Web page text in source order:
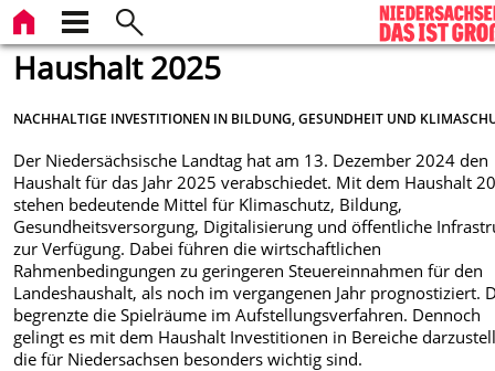
Haushalt 2025
NACHHALTIGE INVESTITIONEN IN BILDUNG, GESUNDHEIT UND
Der Niedersächsische Landtag hat am 13. Dezember 2024 den
Haushalt für das Jahr 2025 verabschiedet. Mit dem Haushalt
stehen bedeutende Mittel für Klimaschutz, Bildung,
Gesundheitsversorgung, Digitalisierung und öffentliche
zur Verfügung. Dabei führen die wirtschaftlichen
Rahmenbedingungen zu geringeren Steuereinnahmen für den
Landeshaushalt, als noch im vergangenen Jahr prognostiziert.
begrenzte die Spielräume im Aufstellungsverfahren. Dennoch
gelingt es mit dem Haushalt Investitionen in Bereiche
die für Niedersachsen besonders wichtig sind.